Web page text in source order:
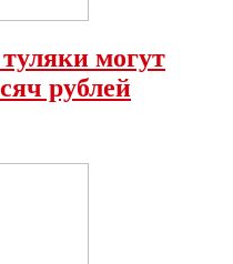
могут
рублей